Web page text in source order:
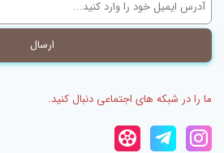
ما را در شبکه های اجتماعی دنبال کنید.